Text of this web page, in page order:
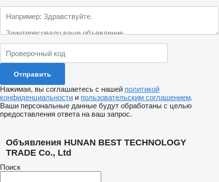
Нажимая, вы соглашаетесь с нашей политикой
конфиденциальности и пользовательским соглашением.
Ваши персональные данные будут обработаны с целью
предоставления ответа на ваш запрос.
Объявления HUNAN BEST TECHNOLOGY
TRADE Co., Ltd
Поиск